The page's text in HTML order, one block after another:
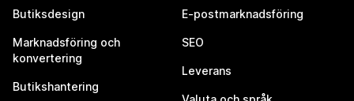
Butiksdesign
Marknadsföring och
konvertering
Butikshantering
E-postmarknadsföring
SEO
Leverans